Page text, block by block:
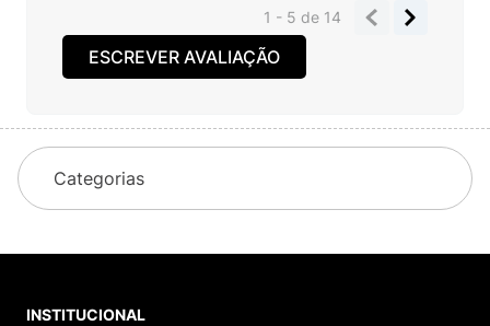
1 - 5de 14
ESCREVER AVALIAÇÃO
Categorias
INSTITUCIONAL